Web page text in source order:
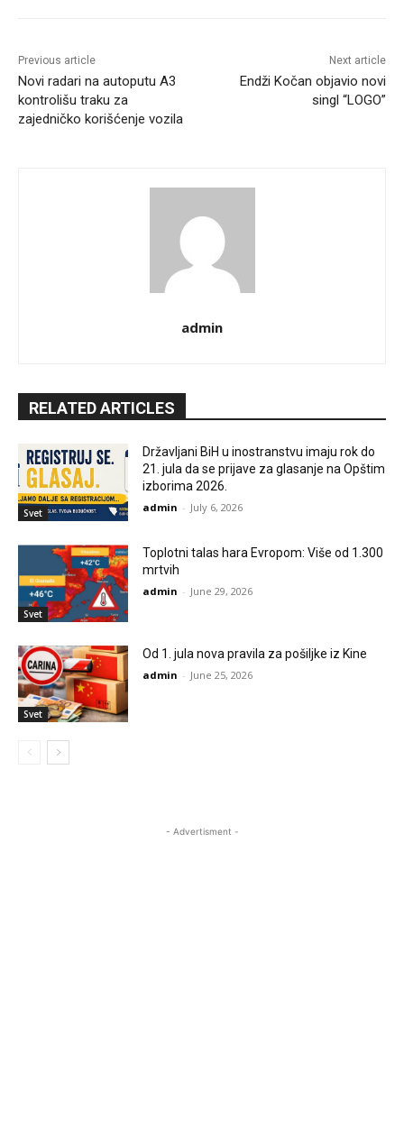
Previous article
Novi radari na autoputu A3
kontrolišu traku za
zajedničko korišćenje vozila
Next article
Endži Kočan objavio novi
singl “LOGO”
admin
RELATED ARTICLES
Svet
Državljani BiH u inostranstvu imaju rok do
21. jula da se prijave za glasanje na Opštim
izborima 2026.
admin - July 6, 2026
Svet
Toplotni talas hara Evropom: Više od 1.300
mrtvih
admin - June 29, 2026
Svet
Od 1. jula nova pravila za pošiljke iz Kine
admin - June 25, 2026
- Advertisment -